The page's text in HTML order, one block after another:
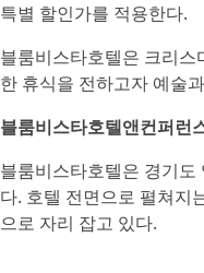
특별 할인가를 적용한다.
블룸비스타호텔은 크리
한 휴식을 전하고자 예술
블룸비스타호텔앤컨퍼런
블룸비스타호텔은 경기
다. 호텔 전면으로 펼쳐지
으로 자리 잡고 있다.